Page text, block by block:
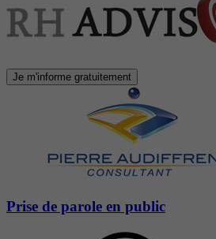
Je m'informe gratuitement
Prise de parole en public